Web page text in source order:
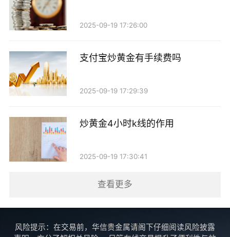
2025-09-19 17:26:00
支付宝炒黄金有手续费吗
2025-09-19 17:29:39
炒黄金4小时k线的作用
2025-09-19 17:30:41
查看更多
风险提示：在交易前，华信贵金属请阁下仔细阅读风险披露